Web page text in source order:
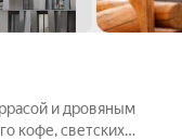
и дровяным
кофе, светских